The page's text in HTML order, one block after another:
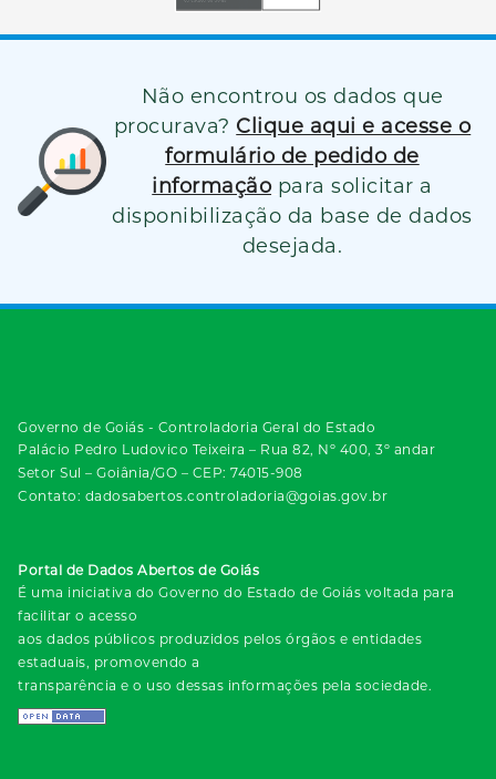
Não encontrou os dados que
procurava? Clique aqui e acesse o
formulário de pedido de
informação para solicitar a
disponibilização da base de dados
desejada.
Governo de Goiás - Controladoria Geral do Estado
Palácio Pedro Ludovico Teixeira – Rua 82, Nº 400, 3º andar
Setor Sul – Goiânia/GO – CEP: 74015-908
Contato: dadosabertos.controladoria@goias.gov.br
Portal de Dados Abertos de Goiás
É uma iniciativa do Governo do Estado de Goiás voltada para
facilitar o acesso
aos dados públicos produzidos pelos órgãos e entidades
estaduais, promovendo a
transparência e o uso dessas informações pela sociedade.